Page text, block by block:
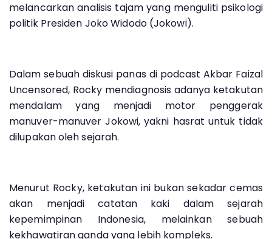
melancarkan analisis tajam yang menguliti psikologi
politik Presiden Joko Widodo (Jokowi).
Dalam sebuah diskusi panas di podcast Akbar Faizal
Uncensored, Rocky mendiagnosis adanya ketakutan
mendalam yang menjadi motor penggerak
manuver-manuver Jokowi, yakni hasrat untuk tidak
dilupakan oleh sejarah.
Menurut Rocky, ketakutan ini bukan sekadar cemas
akan menjadi catatan kaki dalam sejarah
kepemimpinan Indonesia, melainkan sebuah
kekhawatiran ganda yang lebih kompleks.